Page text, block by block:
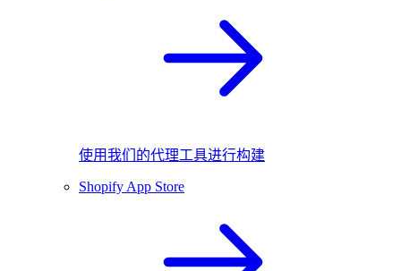
使用我们的代理工具进行构建
Shopify App Store